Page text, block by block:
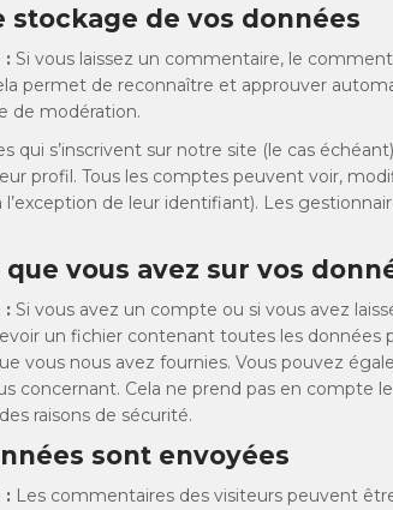
stockage de vos données
: Si vous laissez un commentaire, le
permet de reconnaître et approuver
de modération.
qui s’inscrivent sur notre site (le cas
profil. Tous les comptes peuvent voir,
de leur identifiant). Les
vous avez sur vos
: Si vous avez un compte ou si vous avez
un fichier contenant toutes les données
vous nous avez fournies. Vous pouvez
concernant. Cela ne prend pas en compte
raisons de sécurité.
sont envoyées
: Les commentaires des visiteurs peuvent